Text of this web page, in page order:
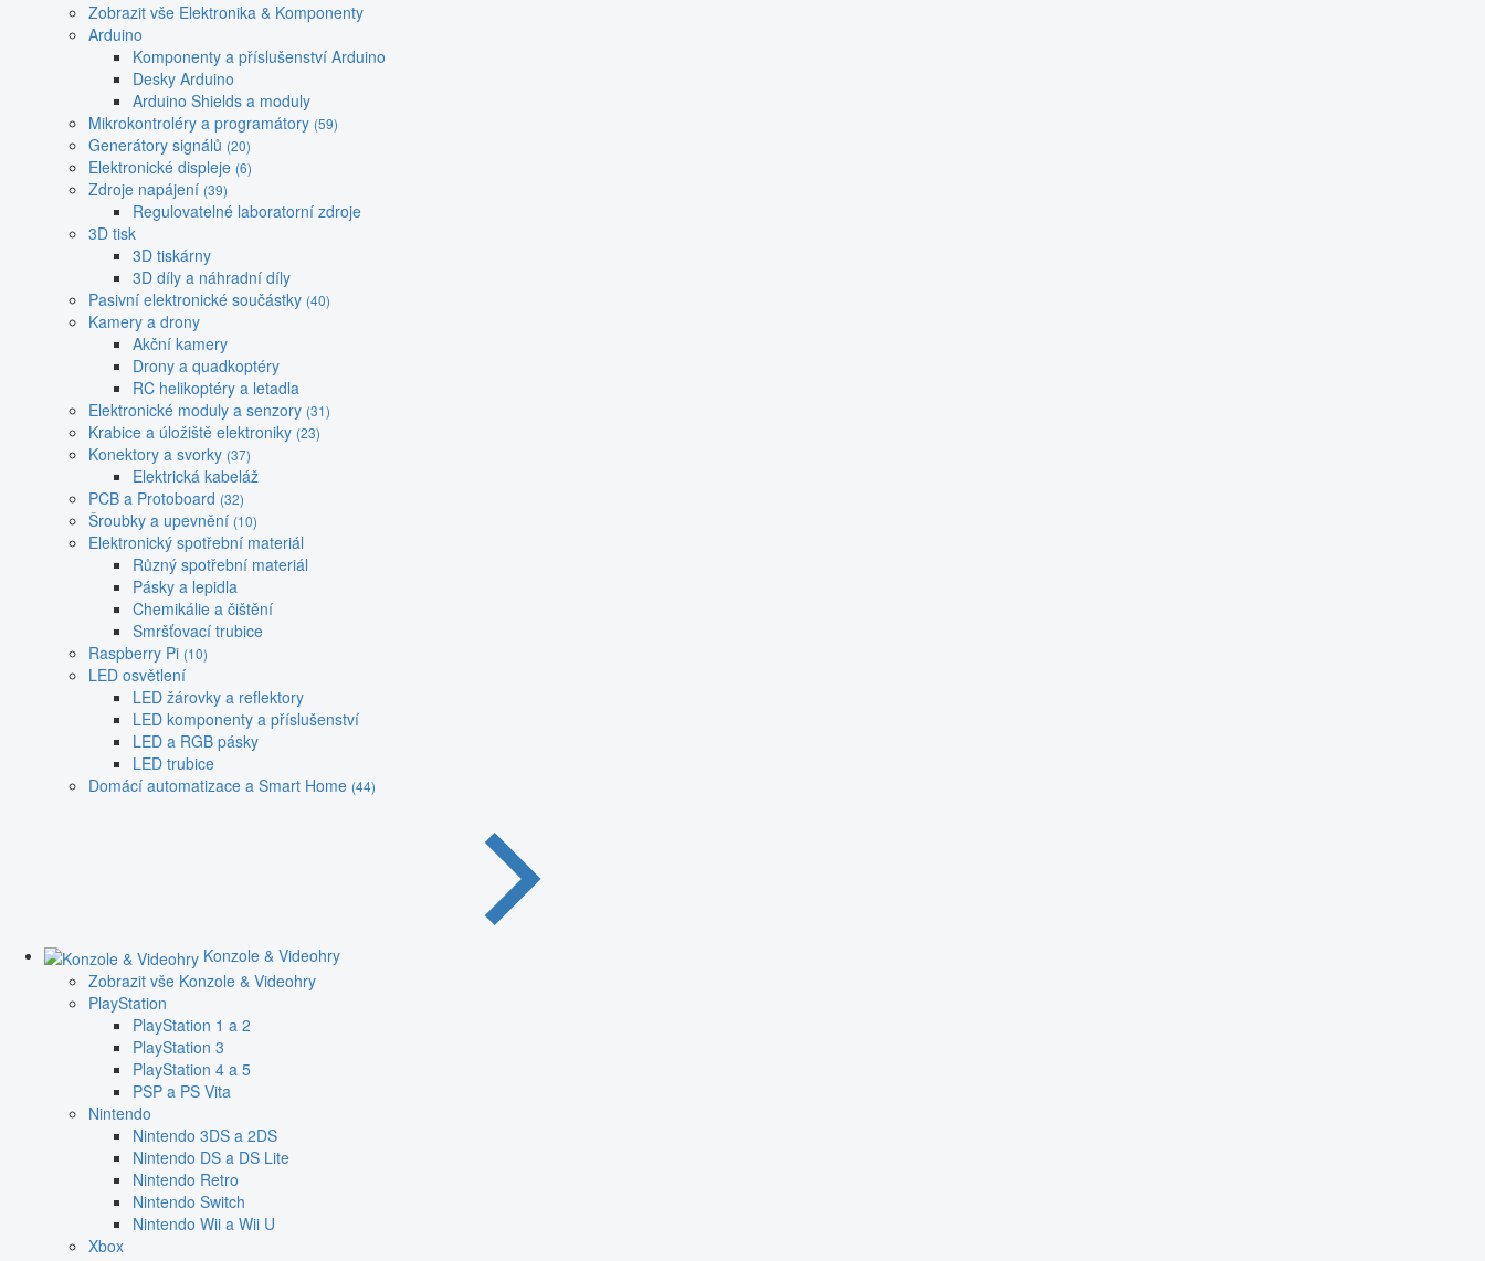
Zobrazit vše Elektronika & Komponenty
Arduino
Komponenty a příslušenství Arduino
Desky Arduino
Arduino Shields a moduly
Mikrokontroléry a programátory (59)
Generátory signálů (20)
Elektronické displeje (6)
Zdroje napájení (39)
Regulovatelné laboratorní zdroje
3D tisk
3D tiskárny
3D díly a náhradní díly
Pasivní elektronické součástky (40)
Kamery a drony
Akční kamery
Drony a quadkoptéry
RC helikoptéry a letadla
Elektronické moduly a senzory (31)
Krabice a úložiště elektroniky (23)
Konektory a svorky (37)
Elektrická kabeláž
PCB a Protoboard (32)
Šroubky a upevnění (10)
Elektronický spotřební materiál
Různý spotřební materiál
Pásky a lepidla
Chemikálie a čištění
Smršťovací trubice
Raspberry Pi (10)
LED osvětlení
LED žárovky a reflektory
LED komponenty a příslušenství
LED a RGB pásky
LED trubice
Domácí automatizace a Smart Home (44)
Konzole & Videohry
Zobrazit vše Konzole & Videohry
PlayStation
PlayStation 1 a 2
PlayStation 3
PlayStation 4 a 5
PSP a PS Vita
Nintendo
Nintendo 3DS a 2DS
Nintendo DS a DS Lite
Nintendo Retro
Nintendo Switch
Nintendo Wii a Wii U
Xbox